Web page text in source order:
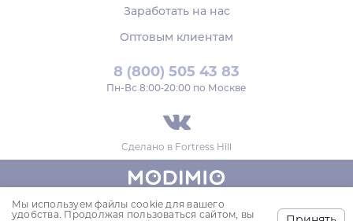
8 (800) 505 43 83
Пн‑Вс 8:00-20:00 по Москве
Сделано в Fortress Hill
Заработать на нас
Оптовым клиентам
© 2018-2026,
Мы используем файлы cookie для вашего
удобства. Продолжая пользоваться сайтом, вы